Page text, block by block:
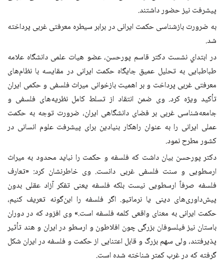
پیشرفت نيز حضور داشتند.
به‌ ضرورت بازشناسی حکمت ایرانی در برابر سیطره معرفتی غربی پرداخته
شد.
در ابتداي نشست دکتر قاسم پورحسن، عضو هیات علمی دانشگاه علامه
طباطبایی به تحلیل عمیق جایگاه حکمت ایرانی در مقایسه با نظام‌های
معرفتی غربی پرداخت و بر اهمیت بازخوانی میراث فلسفی و حکمی ایران
تأکید ویژه کرد. وی ضمن انتقاد از تسلط کامل نظریه‌های فلسفی و
جامعه‌شناسی غربی بر فضای دانشگاهی ایران، ضرورت توجه به حکمت
عملی ایرانی را به عنوان راهکار بنیادین برای پیشرفت علوم انسانی در
کشور مطرح نمود.
دکتر پورحسن بیان داشت که فلسفه و حکمت را نباید محدود به میراث
ارسطویی و سنت فلسفی غربی دانست. وی خاطرنشان کرد: «تعارف
فلسفه صرفاً ارسطویی نیست بلکه فلسفه یعنی تفکر آزاد عقلی بدون
پیش‌داوری‌های دینی یا نرماتیو. اگر فلسفه را این‌گونه تعریف کنیم،
حکمت ایرانی به معنای واقعی کلمه فلسفه است.» وی افزود که در دوران
باستان نیز فیلسوفان بزرگی چون افلاطون و ارسطو در ایران و هند تأثیر
پذیرفتند، ولی سهم بزرگ و قابل اعتنایی از حکمت و فلسفه در ایران شکل
گرفته که در غرب کمتر شناخته شده است.